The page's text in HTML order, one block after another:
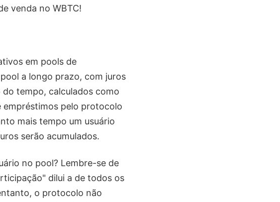
venda no WBTC!
em pools de
a longo prazo, com juros
do tempo, calculados como
empréstimos pelo protocolo
mais tempo um usuário
serão acumulados.
no pool? Lembre-se de
dilui a de todos os
o protocolo não